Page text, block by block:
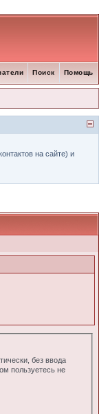
Помощь
Поиск
на сайте) и
без ввода
пользуетесь не